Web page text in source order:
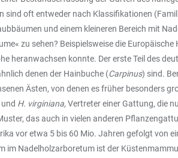
sind oft entweder nach Klassifikationen
und einem kleineren Bereich mit
zu sehen? Beispielsweise die Europäische
heranwachsen konnte. Der erste Teil des
denen der Hainbuche (Carpinus) sind.
Ästen, von denen es früher besonders
H. virginiana, Vertreter einer Gattung, die
das auch in vielen anderen
vor etwa 5 bis 60 Mio. Jahren gefolgt von
im Nadelholzarboretum ist der